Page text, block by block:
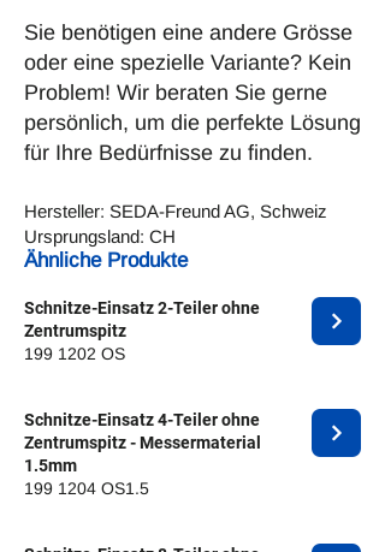
Sie benötigen eine andere Grösse
oder eine spezielle Variante? Kein
Problem! Wir beraten Sie gerne
persönlich, um die perfekte Lösung
für Ihre Bedürfnisse zu finden.
Hersteller: SEDA-Freund AG, Schweiz
Ursprungsland: CH
Ähnliche Produkte
Schnitze-Einsatz 2-Teiler ohne
Zentrumspitz
199 1202 OS
Schnitze-Einsatz 4-Teiler ohne
Zentrumspitz - Messermaterial
1.5mm
199 1204 OS1.5